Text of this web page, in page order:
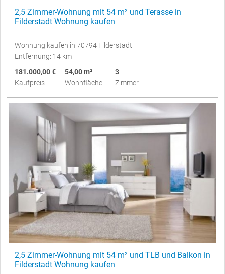
2,5 Zimmer-Wohnung mit 54 m² und Terasse in
Filderstadt Wohnung kaufen
Wohnung kaufen in 70794 Filderstadt
Entfernung: 14 km
181.000,00 €
Kaufpreis
54,00 m²
Wohnfläche
3
Zimmer
2,5 Zimmer-Wohnung mit 54 m² und TLB und Balkon in
Filderstadt Wohnung kaufen